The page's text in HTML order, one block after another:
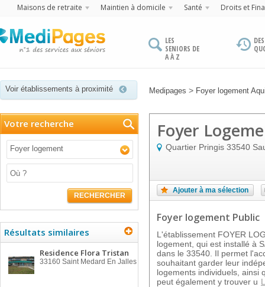
Maisons de retraite Maintien à domicile Santé Droits et
LES
SENIORS DE
A À Z
Voir établissements à proximité Medipages > Foyer logement
Votre recherche
Foyer logement
RECHERCHER
Résultats similaires
Residence Flora Tristan
33160 Saint Medard En Jalles
Foyer
Quartier Pringis 33540
Ajouter à ma sélection
Foyer logement Public
L'établissement FOYER
logement, qui est installé à
dans le 33540. Il permet
souhaitant garder leur
logements individuels, ainsi
peut également y trouver u